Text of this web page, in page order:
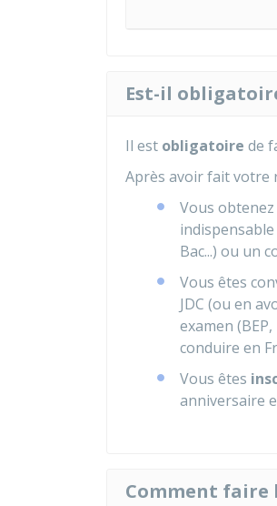
Est-il
Il est obligatoire de
Après avoir fait votre
Vous
Bac...) ou un
Vous êtes
JDC (ou en
examen
conduire en
Vous êtes
anniversaire
Comment faire